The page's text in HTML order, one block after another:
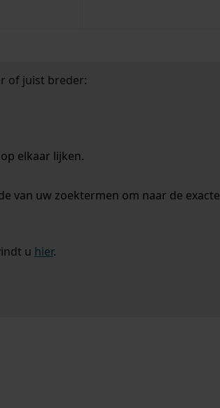
of juist breder:
elkaar lijken.
van uw zoektermen om naar de exacte
u hier.